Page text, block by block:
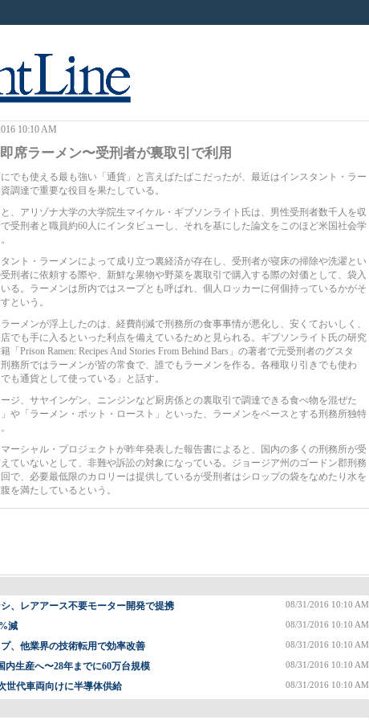
10:10 AM
席ラーメン〜受刑者が裏取引で利用
でも使える最も強い「通貨」と言えばたばこだったが、最近はインスタント・ラー
調達で重要な役目を果たしている。
、アリゾナ大学の大学院生マイケル・ギブソンライト氏は、男性受刑者数千人を収
受刑者と職員約60人にインタビューし、それを基にした論文をこのほど米国社会学
ント・ラーメンによって成り立つ裏経済が存在し、受刑者が寝床の掃除や洗濯とい
刑者に依頼する際や、新鮮な果物や野菜を裏取引で購入する際の対価として、袋入
る。ラーメンは所内ではスープとも呼ばれ、個人ロッカーに何個持っているかがそ
という。
ーメンが浮上したのは、経費削減で刑務所の食事事情が悪化し、安くておいしく、
でも手に入るといった利点を備えているためと見られる。ギブソンライト氏の研究
「Prison Ramen: Recipes And Stories From Behind Bars」の著者で元受刑者のグスタ
務所ではラーメンが皆の常食で、誰でもラーメンを作る。各種取り引きでも使わ
も通貨として使っている」と話す。
ジ、サヤインゲン、ニンジンなど厨房係との裏取引で調達できる食べ物を混ぜた
」や「ラーメン・ポット・ロースト」といった、ラーメンをベースとする刑務所独特
ーシャル・プロジェクトが昨年発表した報告書によると、国内の多くの刑務所が受
ていないとして、非難や訴訟の対象になっている。ジョージア州のゴードン郡刑務
で、必要最低限のカロリーは提供しているが受刑者はシロップの袋をなめたり水を
を満たしているという。
08/31/2016 10:10 AM
、レアアース不要モーター開発で提携
08/31/2016 10:10 AM
減
08/31/2016 10:10 AM
、他業界の技術転用で効率改善
08/31/2016 10:10 AM
内生産へ〜28年までに60万台規模
08/31/2016 10:10 AM
世代車両向けに半導体供給